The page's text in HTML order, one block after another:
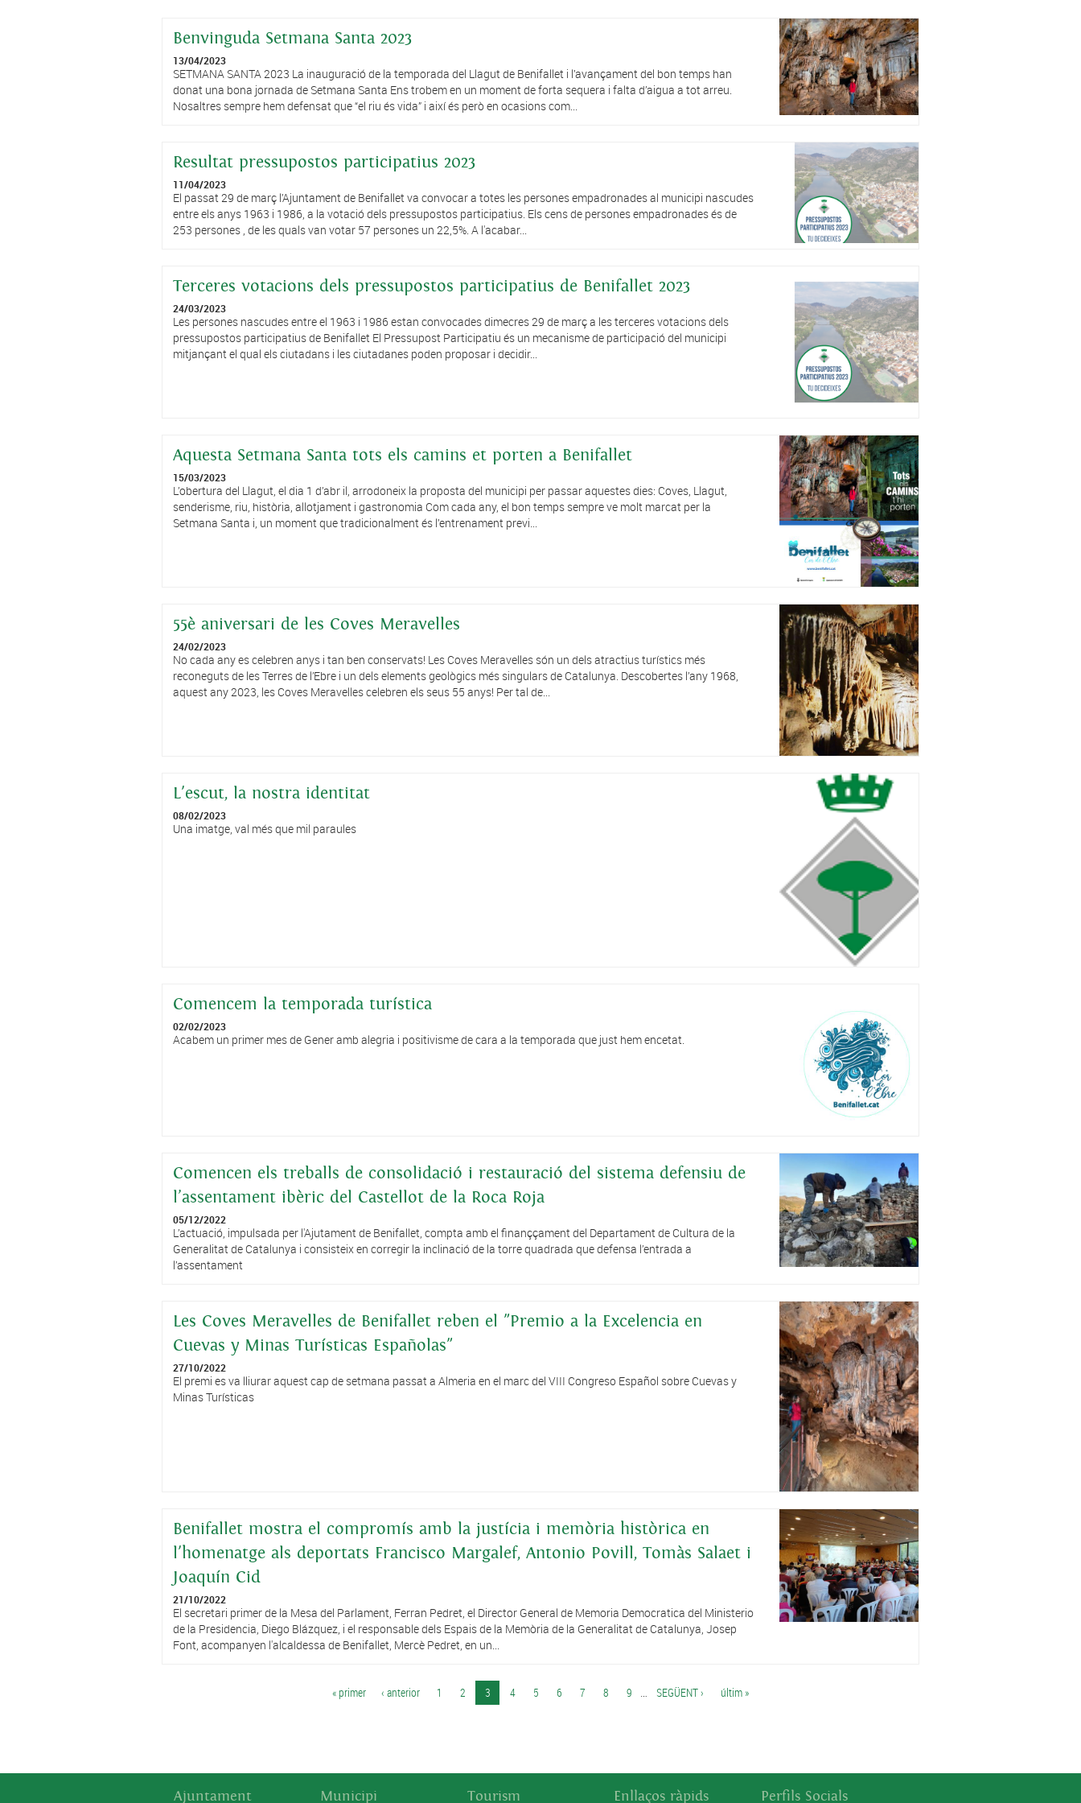
Benvinguda Setmana Santa 2023
13/04/2023
SETMANA SANTA 2023 La inauguració de la temporada del Llagut de Benifallet i l’avançament del bon temps han
donat una bona jornada de Setmana Santa Ens trobem en un moment de forta sequera i falta d’aigua a tot arreu.
Nosaltres sempre hem defensat que “el riu és vida” i així és però en ocasions com...
Resultat pressupostos participatius 2023
11/04/2023
El passat 29 de març l’Ajuntament de Benifallet va convocar a totes les persones empadronades al municipi nascudes
entre els anys 1963 i 1986, a la votació dels pressupostos participatius. Els cens de persones empadronades és de
253 persones , de les quals van votar 57 persones un 22,5%. A l'acabar...
Terceres votacions dels pressupostos participatius de Benifallet 2023
24/03/2023
Les persones nascudes entre el 1963 i 1986 estan convocades dimecres 29 de març a les terceres votacions dels
pressupostos participatius de Benifallet El Pressupost Participatiu és un mecanisme de participació del municipi
mitjançant el qual els ciutadans i les ciutadanes poden proposar i decidir...
Aquesta Setmana Santa tots els camins et porten a Benifallet
15/03/2023
L’obertura del Llagut, el dia 1 d’abr il, arrodoneix la proposta del municipi per passar aquestes dies: Coves, Llagut,
senderisme, riu, història, allotjament i gastronomia Com cada any, el bon temps sempre ve molt marcat per la
Setmana Santa i, un moment que tradicionalment és l’entrenament previ...
55è aniversari de les Coves Meravelles
24/02/2023
No cada any es celebren anys i tan ben conservats! Les Coves Meravelles són un dels atractius turístics més
reconeguts de les Terres de l’Ebre i un dels elements geològics més singulars de Catalunya. Descobertes l’any 1968,
aquest any 2023, les Coves Meravelles celebren els seus 55 anys! Per tal de...
L'escut, la nostra identitat
08/02/2023
Una imatge, val més que mil paraules
Comencem la temporada turística
02/02/2023
Acabem un primer mes de Gener amb alegria i positivisme de cara a la temporada que just hem encetat.
Comencen els treballs de consolidació i restauració del sistema defensiu de
l’assentament ibèric del Castellot de la Roca Roja
05/12/2022
L’actuació, impulsada per l'Ajutament de Benifallet, compta amb el finanççament del Departament de Cultura de la
Generalitat de Catalunya i consisteix en corregir la inclinació de la torre quadrada que defensa l’entrada a
l’assentament
Les Coves Meravelles de Benifallet reben el "Premio a la Excelencia en
Cuevas y Minas Turísticas Españolas"
27/10/2022
El premi es va lliurar aquest cap de setmana passat a Almeria en el marc del VIII Congreso Español sobre Cuevas y
Minas Turísticas
Benifallet mostra el compromís amb la justícia i memòria històrica en
l'homenatge als deportats Francisco Margalef, Antonio Povill, Tomàs Salaet i
Joaquín Cid
21/10/2022
El secretari primer de la Mesa del Parlament, Ferran Pedret, el Director General de Memoria Democratica del Ministerio
de la Presidencia, Diego Blázquez, i el responsable dels Espais de la Memòria de la Generalitat de Catalunya, Josep
Font, acompanyen l'alcaldessa de Benifallet, Mercè Pedret, en un...
« primer ‹ anterior 1 2 3 4 5 6 7 8 9 … SEGÜENT › últim »
Ajuntament Municipi Tourism Enllaços ràpids Perfils Socials